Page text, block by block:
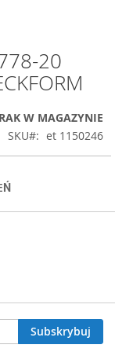
20
W MAGAZYNIE
SKU
et 1150246
Subskrybuj